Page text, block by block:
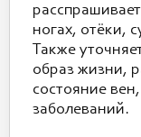
ногах, отёки,
Также
образ жизни,
состояние
заболеваний.